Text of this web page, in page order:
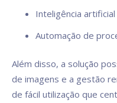
Inteligência
Automação de
Além disso, a solução
de imagens e a gestão
de fácil utilização que